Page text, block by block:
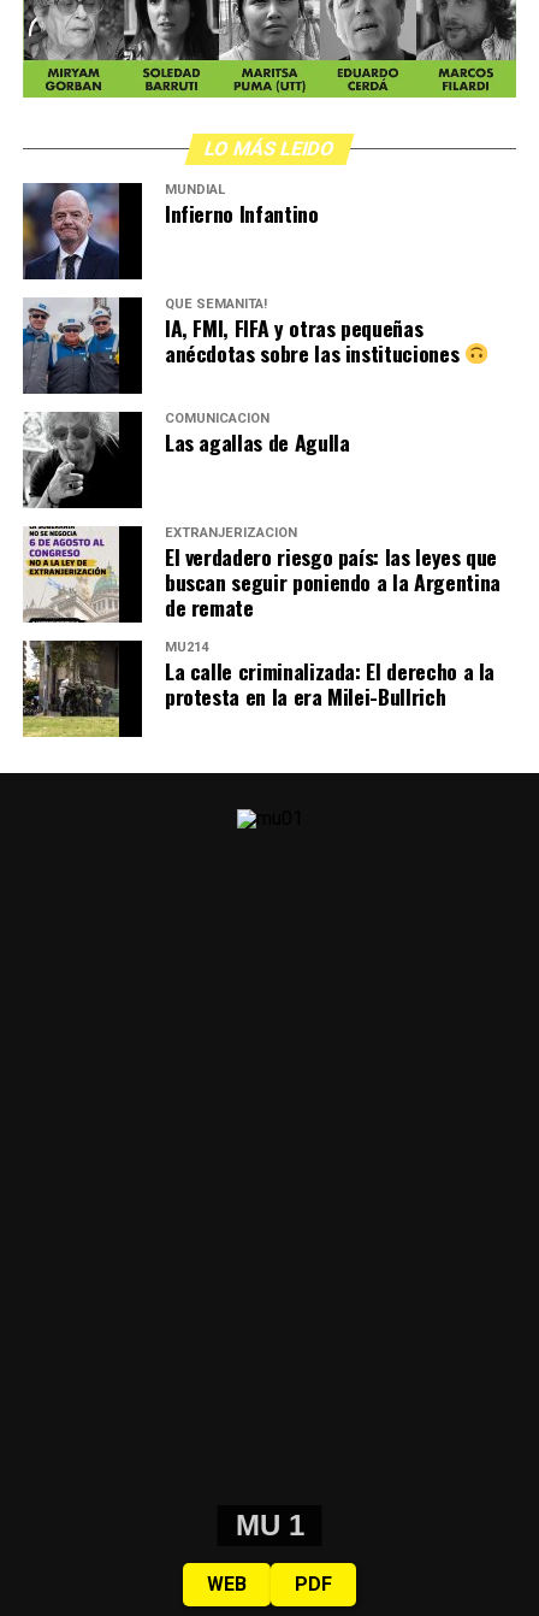
LO MÁS LEIDO
MUNDIAL
Infierno Infantino
QUÉ SEMANITA!
IA, FMI, FIFA y otras pequeñas
anécdotas sobre las instituciones
COMUNICACIÓN
Las agallas de Agulla
EXTRANJERIZACIÓN
El verdadero riesgo país: las leyes que
buscan seguir poniendo a la Argentina
de remate
MU214
La calle criminalizada: El derecho a la
protesta en la era Milei-Bullrich
MU 1
WEB PDF